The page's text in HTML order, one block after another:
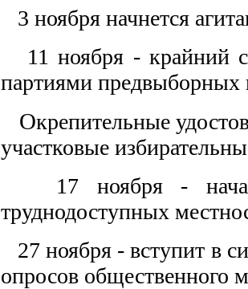
3 ноября начнется
11 ноября - крайний
партиями предвыборных
Окрепительные
участковые
17 ноября - начало
труднодоступных
27 ноября - вступит в
опросов общественного